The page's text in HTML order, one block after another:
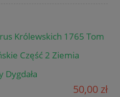
Królewskich 1765 Tom
Część 2 Ziemia
Dygdała
50,00 zł